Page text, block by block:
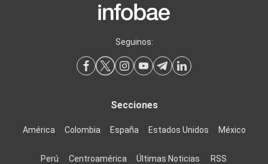
Seguinos:
Secciones
América Colombia España Estados Unidos México
Perú Centroamérica Últimas Noticias RSS